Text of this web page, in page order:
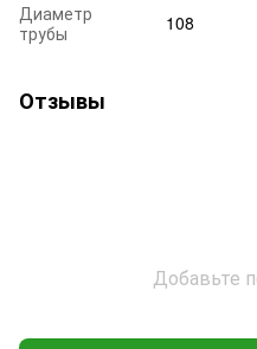
Диаметр
трубы
108
Отзывы
Добавьте